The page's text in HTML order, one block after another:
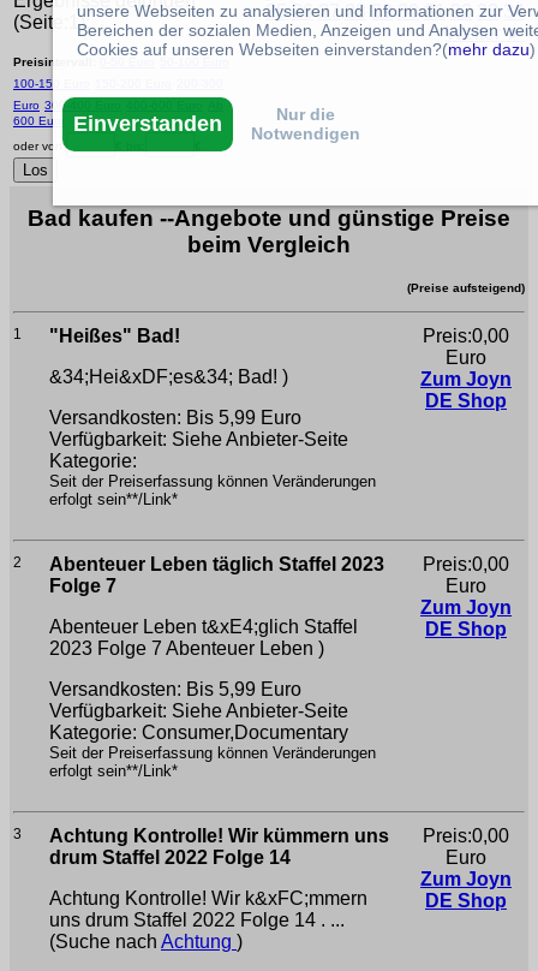
(Seite:1):
25 26 27 28 29 30 31 32 33 34
Weiter ►
Preisintervall:
100-150 Euro
Euro 300-400 Euro
600 Euro
oder von:
Bad kaufen --Angebote und günstige Preise
beim Vergleich
(Preise aufsteigend)
1
"Heißes" Bad!
&34;Hei&xDF;es&34; Bad! )
Versandkosten: Bis 5,99 Euro
Verfügbarkeit: Siehe Anbieter-Seite
Kategorie:
Seit der Preiserfassung können Veränderungen
erfolgt sein**/Link*
Preis:0,00
Euro
Zum Joyn
DE Shop
2
Abenteuer Leben täglich Staffel 2023
Folge 7
Abenteuer Leben t&xE4;glich Staffel
2023 Folge 7 Abenteuer Leben )
Versandkosten: Bis 5,99 Euro
Verfügbarkeit: Siehe Anbieter-Seite
Kategorie: Consumer,Documentary
Seit der Preiserfassung können Veränderungen
erfolgt sein**/Link*
Preis:0,00
Euro
Zum Joyn
DE Shop
3
Achtung Kontrolle! Wir kümmern uns
drum Staffel 2022 Folge 14
Achtung Kontrolle! Wir k&xFC;mmern
uns drum Staffel 2022 Folge 14 . ...
(Suche nach Achtung )
Preis:0,00
Euro
Zum Joyn
DE Shop
unsere Webseiten zu analysieren und Informationen zur
Bereichen der sozialen Medien, Anzeigen und Analysen
Cookies auf unseren Webseiten einverstanden?(mehr dazu)
Einverstanden
Nur die
Notwendigen